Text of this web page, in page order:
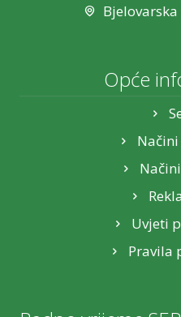
Opće
Uvjeti
Pravila